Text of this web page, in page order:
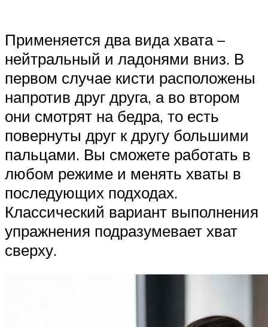
Применяется два вида хвата –
нейтральный и ладонями вниз. В
первом случае кисти расположены
напротив друг друга, а во втором
они смотрят на бедра, то есть
повернуты друг к другу большими
пальцами. Вы сможете работать в
любом режиме и менять хваты в
последующих подходах.
Классический вариант выполнения
упражнения подразумевает хват
сверху.